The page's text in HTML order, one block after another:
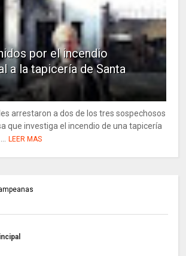
por el incendio
a la tapicería de Santa
arrestaron a dos de los tres sospechosos
que investiga el incendio de una tapicería
LEER MAS